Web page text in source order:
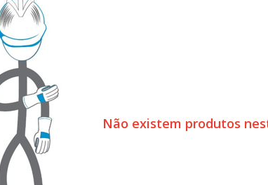
Não existem produtos